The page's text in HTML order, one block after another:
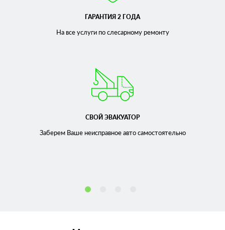
ГАРАНТИЯ 2 ГОДА
На все услуги по слесарномуремонту
СВОЙ ЭВАКУАТОР
Заберем Ваше неисправноеавто самостоятельно